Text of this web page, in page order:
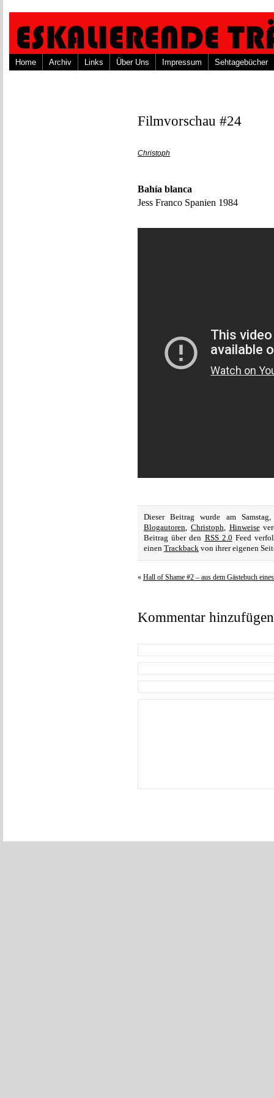
Home Archiv Links Über Uns Impressum Sehtagebücher
Filmvorschau #24
Christoph
Bahía blanca
Jess Franco Spanien 1984
Dieser Beitrag wurde am
Blogautoren, Christoph, Hinweise
Beitrag über den RSS 2.0 Feed
einen Trackback von ihrer eigenen
« Hall of Shame #2 – aus dem Gästebuch
Kommentar hinzufügen